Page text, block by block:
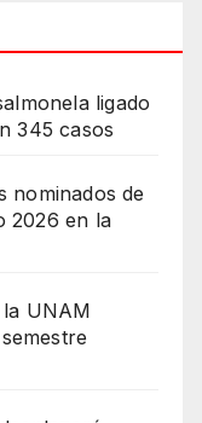
ligado
345 casos
nominados de
2026 en la
UNAM